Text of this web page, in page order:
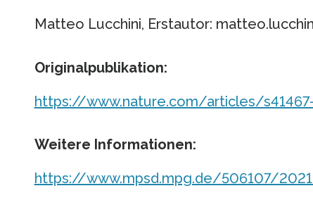
Matteo Lucchini, Erstautor:
Originalpublikation:
https://www.nature.com/articles/
Weitere Informationen:
https://www.mpsd.mpg.de/506107/